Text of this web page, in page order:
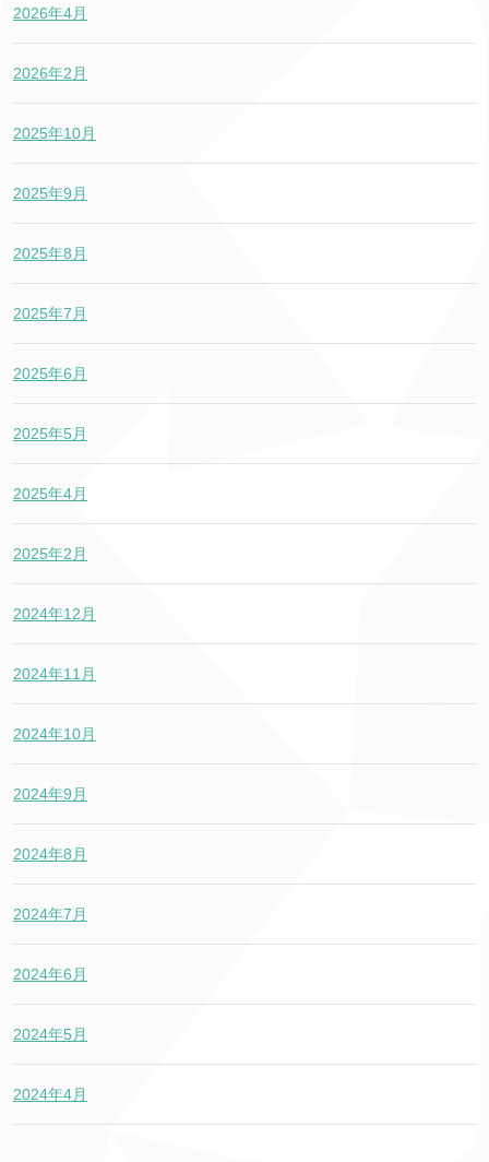
2026年4月
2026年2月
2025年10月
2025年9月
2025年8月
2025年7月
2025年6月
2025年5月
2025年4月
2025年2月
2024年12月
2024年11月
2024年10月
2024年9月
2024年8月
2024年7月
2024年6月
2024年5月
2024年4月